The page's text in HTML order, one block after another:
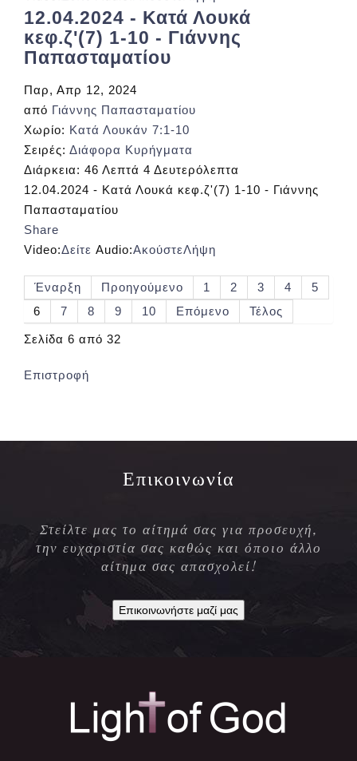
12.04.2024 - Κατά Λουκά
κεφ.ζ'(7) 1-10 - Γιάννης
Παπασταματίου
Παρ, Απρ 12, 2024
από Γιάννης Παπασταματίου
Χωρίο: Κατά Λουκάν 7:1-10
Σειρές: Διάφορα Κυρήγματα
Διάρκεια: 46 Λεπτά 4 Δευτερόλεπτα
12.04.2024 - Κατά Λουκά κεφ.ζ'(7) 1-10 - Γιάννης
Παπασταματίου
Share
Video:Δείτε Audio:ΑκούστεΛήψη
Έναρξη Προηγούμενο 1 2 3 4
5
6
7 8 9 10 Επόμενο Τέλος
Σελίδα 6 από 32
Επιστροφή
Επικοινωνία
Στείλτε μας το αίτημά σας για προσευχή,
την ευχαριστία σας καθώς και όποιο άλλο
αίτημα σας απασχολεί!
Επικοινωνήστε μαζί μας